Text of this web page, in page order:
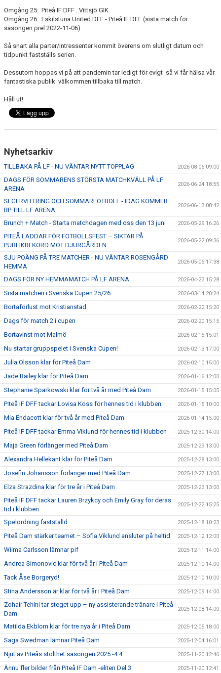
Omgång 25: Piteå IF DFF . Vittsjö GIK
Omgång 26: Eskilstuna United DFF - Piteå IF DFF (sista match för
säsongen prel 2022-11-06)
Så snart alla parter/intressenter kommit överens om slutligt datum och
tidpunkt fastställs serien.
Dessutom hoppas vi på att pandemin tar ledigt för evigt så vi får hälsa vår
fantastiska publik välkommen tillbaka till match.
Håll ut!
Nyhetsarkiv
TILLBAKA PÅ LF - NU VÄNTAR NYTT TOPPLAG 2026-08-06 09:00
DAGS FÖR SOMMARENS STÖRSTA MATCHKVÄLL PÅ LF
ARENA
2026-06-24 18:55
SEGERVITTRING OCH SOMMARFOTBOLL - IDAG KOMMER
BP TILL LF ARENA
2026-06-13 08:42
Brunch + Match - Starta matchdagen med oss den 13 juni 2026-05-29 16:26
PITEÅ LADDAR FÖR FOTBOLLSFEST – SIKTAR PÅ
PUBLIKREKORD MOT DJURGÅRDEN
2026-05-22 09:36
SJU POÄNG PÅ TRE MATCHER - NU VÄNTAR ROSENGÅRD
HEMMA
2026-05-06 17:38
DAGS FÖR NY HEMMAMATCH PÅ LF ARENA 2026-04-23 15:28
Sista matchen i Svenska Cupen 25/26 2026-03-14 20:24
Bortaförlust mot Kristianstad 2026-02-22 15:20
Dags för match 2 i cupen 2026-02-20 15:15
Bortavinst mot Malmö 2026-02-15 15:01
Nu startar gruppspelet i Svenska Cupen! 2026-02-13 17:00
Julia Olsson klar för Piteå Dam 2026-02-10 15:00
Jade Bailey klar för Piteå Dam 2026-01-16 12:00
Stephanie Sparkowski klar för två år med Piteå Dam 2026-01-15 15:05
Piteå IF DFF tackar Lovisa Koss för hennes tid i klubben 2026-01-15 10:00
Mia Endacott klar för två år med Piteå Dam 2026-01-14 15:00
Piteå IF DFF tackar Emma Viklund för hennes tid i klubben 2025-12-30 14:00
Maja Green förlänger med Piteå Dam 2025-12-29 13:00
Alexandra Hellekant klar för Piteå Dam 2025-12-28 13:00
Josefin Johansson förlänger med Piteå Dam 2025-12-27 13:00
Elza Strazdina klar för tre år i Piteå Dam 2025-12-23 13:00
Piteå IF DFF tackar Lauren Brzykcy och Emily Gray för deras
tid i klubben
2025-12-22 15:25
Spelordning fastställd 2025-12-18 10:23
Piteå Dam stärker teamet – Sofia Viklund ansluter på heltid 2025-12-12 12:00
Wilma Carlsson lämnar pif 2025-12-11 14:00
Andrea Simonovic klar för två år i Piteå Dam 2025-12-10 14:00
Tack Åse Borgeryd! 2025-12-10 10:00
Stina Andersson är klar för två år i Piteå Dam 2025-12-09 14:00
Zohair Tehini tar steget upp – ny assisterande tränare i Piteå
Dam
2025-12-08 14:00
Matilda Ekblom klar för tre nya år i Piteå Dam 2025-12-05 18:00
Saga Swedman lämnar Piteå Dam 2025-12-04 16:01
Njut av Piteås stolthet säsongen 2025 -4:4 2025-11-20 12:46
Ännu fler bilder från Piteå IF Dam -eliten Del 3 2025-11-20 12:41